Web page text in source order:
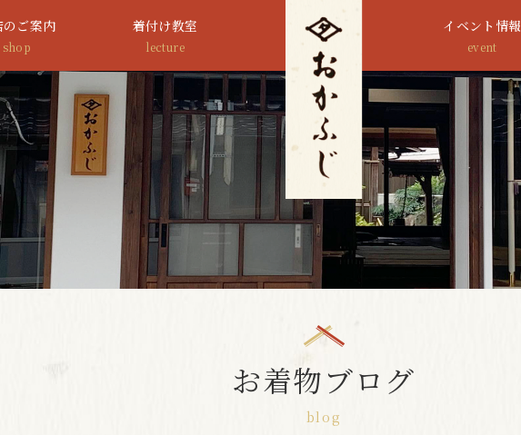
のご案内
shop
着付け教室
lecture
イベント情報
event
お着物ブログ
blog